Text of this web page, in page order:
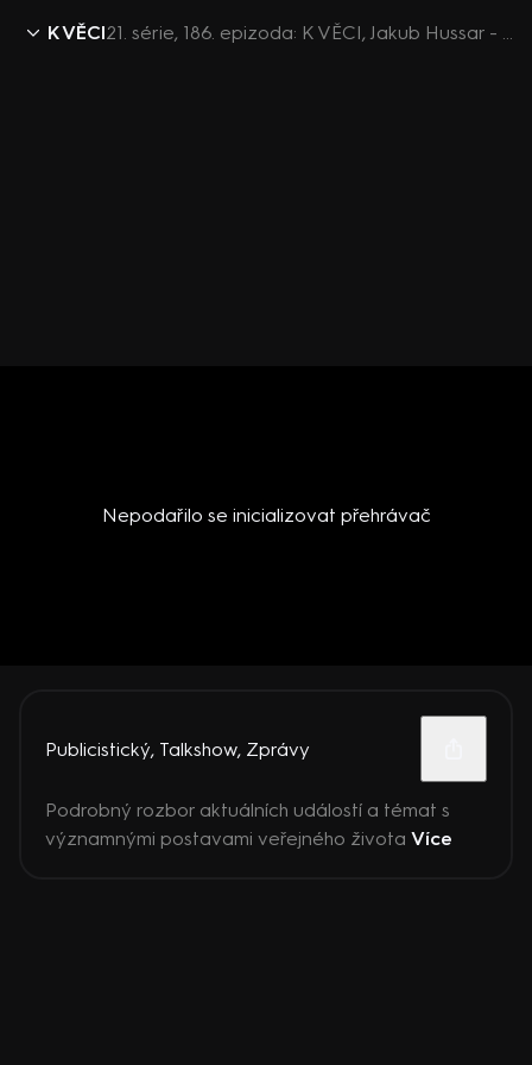
K VĚCI 21. série, 186. epizoda: K VĚCI, Jakub Hussar - 17.9. v 12:30
Nepodařilo se inicializovat přehrávač
Publicistický, Talkshow, Zprávy
Podrobný rozbor aktuálních událostí a témat s
významnými postavami veřejného života Více